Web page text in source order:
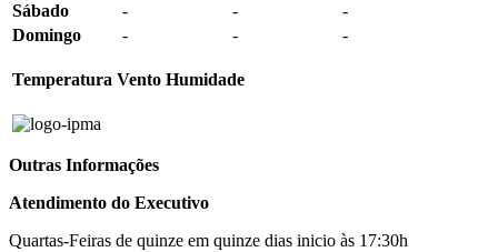
Sábado
- -
-
Domingo
- - -
Temperatura Vento Humidade
Outras Informações
Atendimento do Executivo
Quartas-Feiras de quinze em quinze dias inicio às 17:30h